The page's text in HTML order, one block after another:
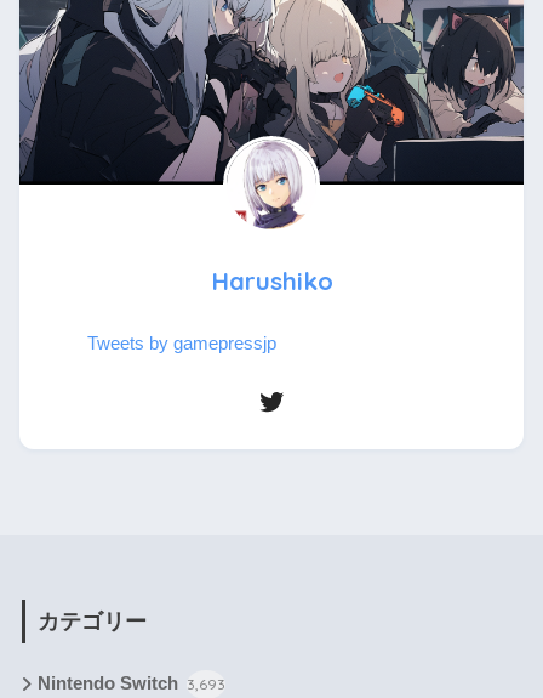
Harushiko
Tweets by gamepressjp
カテゴリー
Nintendo Switch 3,693